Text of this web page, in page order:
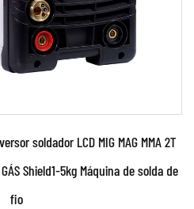
soldador LCD MIG MAG MMA 2T
Shield1-5kg Máquina de solda de
fio